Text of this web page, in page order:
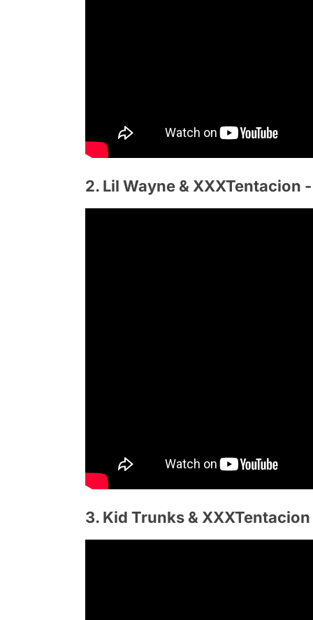
2. Lil Wayne & XXXTentacion
3. Kid Trunks & XXXTentacion